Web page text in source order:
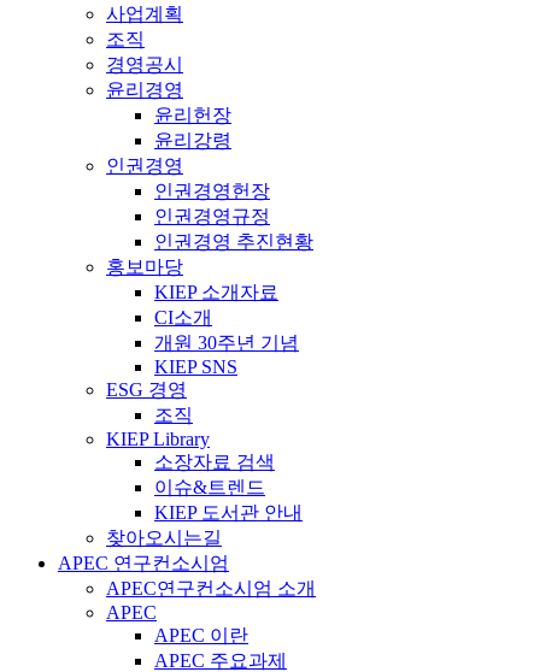
사업계획
조직
경영공시
윤리경영
윤리헌장
윤리강령
인권경영
인권경영헌장
인권경영규정
인권경영 추진현황
홍보마당
KIEP 소개자료
CI소개
개원 30주년 기념
KIEP SNS
ESG 경영
조직
KIEP Library
소장자료 검색
이슈&트렌드
KIEP 도서관 안내
찾아오시는길
APEC 연구컨소시엄
APEC연구컨소시엄 소개
APEC
APEC 이란
APEC 주요과제